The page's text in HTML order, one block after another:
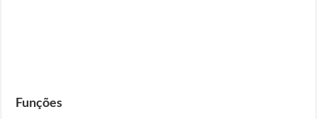
Funções